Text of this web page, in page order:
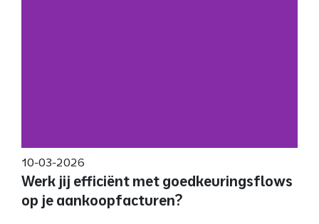
10-03-2026
Werk jij efficiënt met goedkeuringsflows
op je aankoopfacturen?